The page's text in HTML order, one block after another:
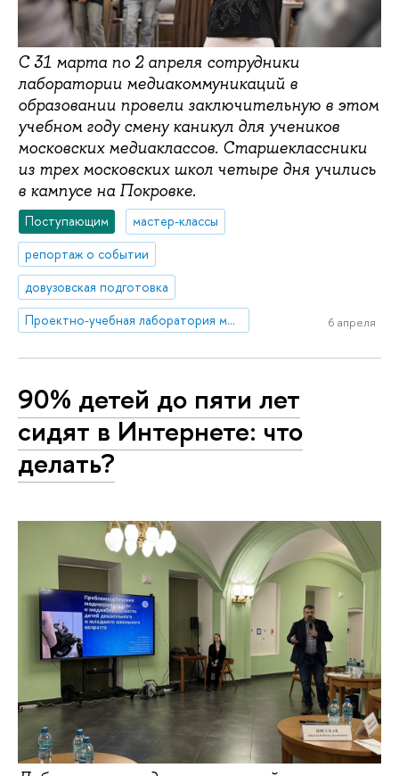
С 31 марта по 2 апреля сотрудники
лаборатории медиакоммуникаций в
образовании провели заключительную в этом
учебном году смену каникул для учеников
московских медиаклассов. Старшеклассники
из трех московских школ четыре дня учились
в кампусе на Покровке.
Поступающим
мастер-классы
репортаж о событии
довузовская подготовка
Проектно-учебная лаборатория медиакоммуникаций в образовании
6 апреля
90% детей до пяти лет
сидят в Интернете: что
делать?